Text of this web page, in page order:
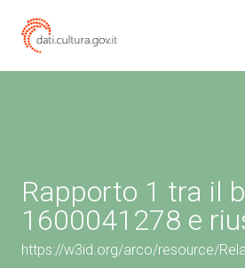
Rapporto 1 tra il
1600041278 e
https://w3id.org/arco/resource/